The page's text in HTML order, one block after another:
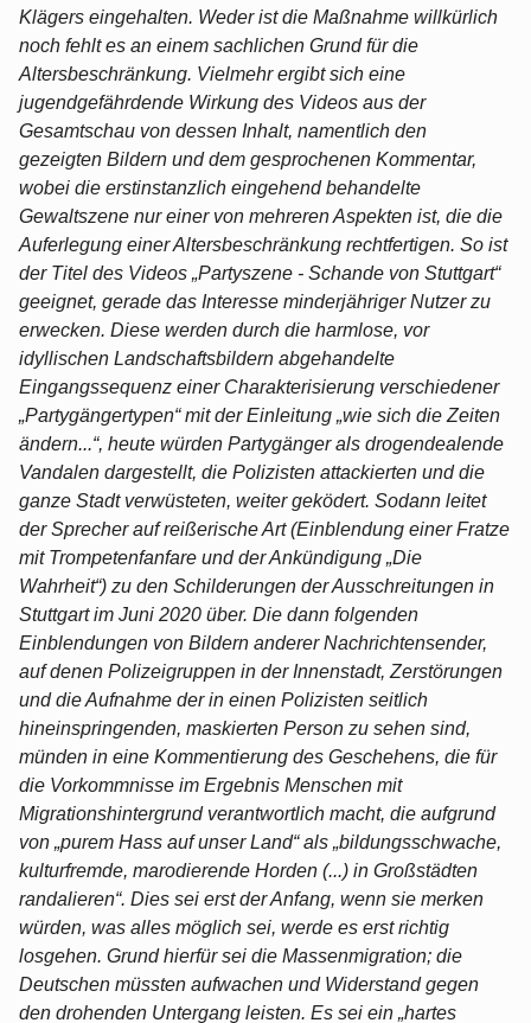
Klägers eingehalten. Weder ist die Maßnahme willkürlich
noch fehlt es an einem sachlichen Grund für die
Altersbeschränkung. Vielmehr ergibt sich eine
jugendgefährdende Wirkung des Videos aus der
Gesamtschau von dessen Inhalt, namentlich den
gezeigten Bildern und dem gesprochenen Kommentar,
wobei die erstinstanzlich eingehend behandelte
Gewaltszene nur einer von mehreren Aspekten ist, die die
Auferlegung einer Altersbeschränkung rechtfertigen. So ist
der Titel des Videos „Partyszene - Schande von Stuttgart“
geeignet, gerade das Interesse minderjähriger Nutzer zu
erwecken. Diese werden durch die harmlose, vor
idyllischen Landschaftsbildern abgehandelte
Eingangssequenz einer Charakterisierung verschiedener
„Partygängertypen“ mit der Einleitung „wie sich die Zeiten
ändern...“, heute würden Partygänger als drogendealende
Vandalen dargestellt, die Polizisten attackierten und die
ganze Stadt verwüsteten, weiter geködert. Sodann leitet
der Sprecher auf reißerische Art (Einblendung einer Fratze
mit Trompetenfanfare und der Ankündigung „Die
Wahrheit“) zu den Schilderungen der Ausschreitungen in
Stuttgart im Juni 2020 über. Die dann folgenden
Einblendungen von Bildern anderer Nachrichtensender,
auf denen Polizeigruppen in der Innenstadt, Zerstörungen
und die Aufnahme der in einen Polizisten seitlich
hineinspringenden, maskierten Person zu sehen sind,
münden in eine Kommentierung des Geschehens, die für
die Vorkommnisse im Ergebnis Menschen mit
Migrationshintergrund verantwortlich macht, die aufgrund
von „purem Hass auf unser Land“ als „bildungsschwache,
kulturfremde, marodierende Horden (...) in Großstädten
randalieren“. Dies sei erst der Anfang, wenn sie merken
würden, was alles möglich sei, werde es erst richtig
losgehen. Grund hierfür sei die Massenmigration; die
Deutschen müssten aufwachen und Widerstand gegen
den drohenden Untergang leisten. Es sei ein „hartes